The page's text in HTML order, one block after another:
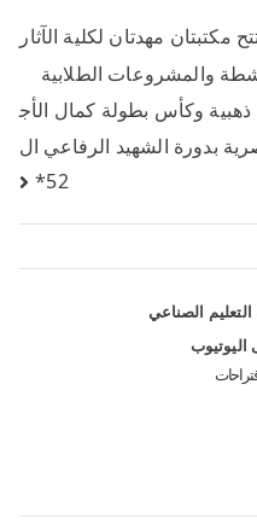
يفتتح مكتبتان مهدتان لكلية الآثار
والمشروعات الطلابية
4 ميداليات ذهبية وكأس بطولة كمال الأج
بدورة الشهيد الرفاعي ال
52*
التعليم الصناعي
اليوتيوب